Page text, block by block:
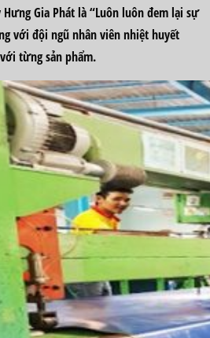
Gia Phát là “Luôn luôn đem lại sự
với đội ngũ nhân viên nhiệt huyết
từng sản phẩm.